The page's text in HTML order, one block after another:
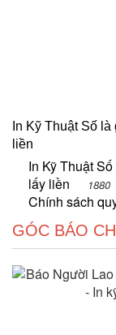
In Kỹ Thuật Số
liền
In Kỹ Thuật
lấy liền
1880
Chính sách
GÓC BÁO